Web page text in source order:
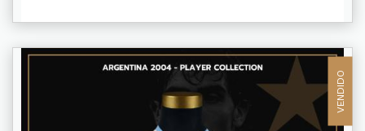
VENDIDO